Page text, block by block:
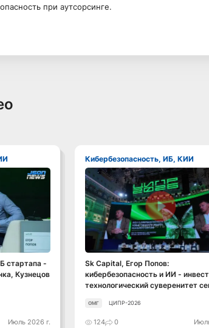
при аутсорсинге.
стартапа -
Кузнецов
Июль 2026 г.
Кибербезопасность, ИБ, КИИ
Смотреть видео
Sk Capital, Егор Попов:
кибербезопасность и ИИ -
технологический суверенитет
ОМГ ЦИПР-2026
124 0